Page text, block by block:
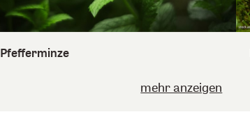
Pfefferminze
mehr anzeigen